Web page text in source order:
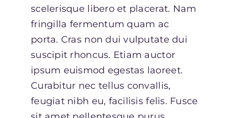
scelerisque libero et placerat. Nam
fringilla fermentum quam ac
porta. Cras non dui vulputate dui
suscipit rhoncus. Etiam auctor
ipsum euismod egestas laoreet.
Curabitur nec tellus convallis,
feugiat nibh eu, facilisis felis. Fusce